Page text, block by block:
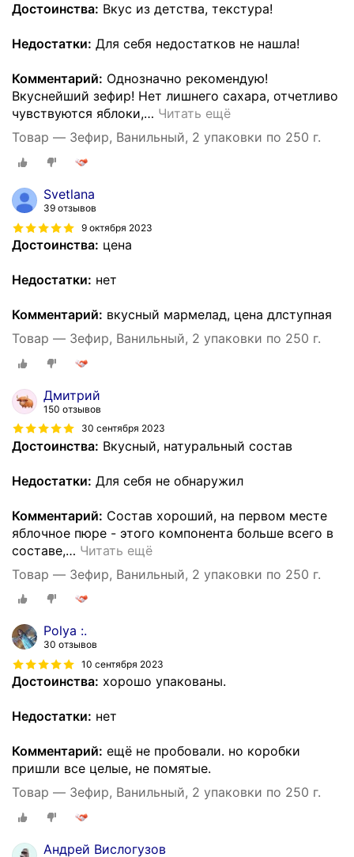
Достоинства: Вкус из детства, текстура!
Недостатки: Для себя недостатков не нашла!
Комментарий: Однозначно рекомендую!
Вкуснейший зефир! Нет лишнего сахара, отчетливо
чувствуются яблоки,… Читать ещё
Товар — Зефир, Ванильный, 2 упаковки по 250 г.
Svetlana
39 отзывов
9 октября 2023
Достоинства: цена
Недостатки: нет
Комментарий: вкусный мармелад, цена длступная
Товар — Зефир, Ванильный, 2 упаковки по 250 г.
Дмитрий
150 отзывов
30 сентября 2023
Достоинства: Вкусный, натуральный состав
Недостатки: Для себя не обнаружил
Комментарий: Состав хороший, на первом месте
яблочное пюре - этого компонента больше всего в
составе,… Читать ещё
Товар — Зефир, Ванильный, 2 упаковки по 250 г.
Polya :.
30 отзывов
10 сентября 2023
Достоинства: хорошо упакованы.
Недостатки: нет
Комментарий: ещё не пробовали. но коробки
пришли все целые, не помятые.
Товар — Зефир, Ванильный, 2 упаковки по 250 г.
Андрей Вислогузов